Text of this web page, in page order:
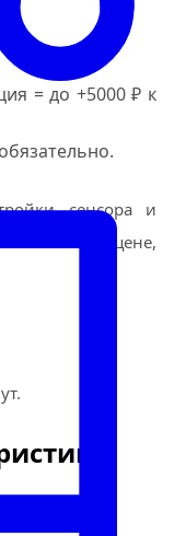
= до +5000 ₽ к
сенсора и
это плюс к цене,